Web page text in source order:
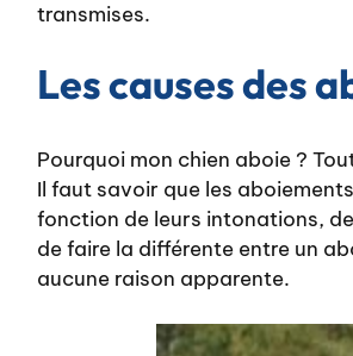
transmises.
Les causes des
Pourquoi mon chien aboie ?
Il faut savoir que les
fonction de leurs intonations,
de faire la différente entre un
aucune raison apparente.